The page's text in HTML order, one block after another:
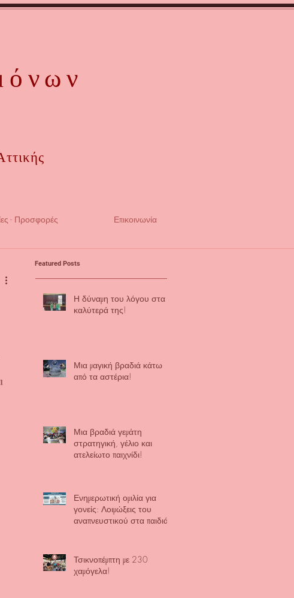
- Προσφορές Επικοινωνία
Featured Posts
Η δύναμη του λόγου στα
καλύτερά της!
Μια μαγική βραδιά κάτω
από τα αστέρια!
Μια βραδιά γεμάτη
στρατηγική, γέλιο και
ατελείωτο παιχνίδι!
Ενημερωτική ομιλία για
γονείς: Λοιμώξεις του
αναπνευστικού στα παιδιά
Τσικνοπέμπτη με 230
χαμόγελα!